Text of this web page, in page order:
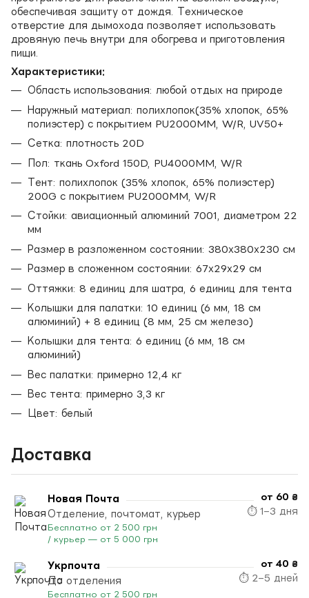
обеспечивая защиту от дождя. Техническое
отверстие для дымохода позволяет использовать
дровяную печь внутри для обогрева и приготовления
пищи.
Характеристики:
Область использования: любой отдых на природе
Наружный материал: полихлопок(35% хлопок, 65%
полиэстер) с покрытием PU2000MM, W/R, UV50+
Сетка: плотность 20D
Пол: ткань Oxford 150D, PU4000MM, W/R
Тент: полихлопок (35% хлопок, 65% полиэстер)
200G с покрытием PU2000MM, W/R
Стойки: авиационный алюминий 7001, диаметром 22
мм
Размер в разложенном состоянии: 380х380х230 см
Размер в сложенном состоянии: 67х29х29 см
Оттяжки: 8 единиц для шатра, 6 единиц для тента
Колышки для палатки: 10 единиц (6 мм, 18 см
алюминий) + 8 единиц (8 мм, 25 см железо)
Колышки для тента: 6 единиц (6 мм, 18 см
алюминий)
Вес палатки: примерно 12,4 кг
Вес тента: примерно 3,3 кг
Цвет: белый
Доставка
Новая Почта
Отделение, почтомат, курьер
Бесплатно от 2 500 грн
/ курьер — от 5 000 грн
от 60 ₴
⏱ 1–3 дня
Укрпочта
До отделения
Бесплатно от 2 500 грн
от 40 ₴
⏱ 2–5 дней